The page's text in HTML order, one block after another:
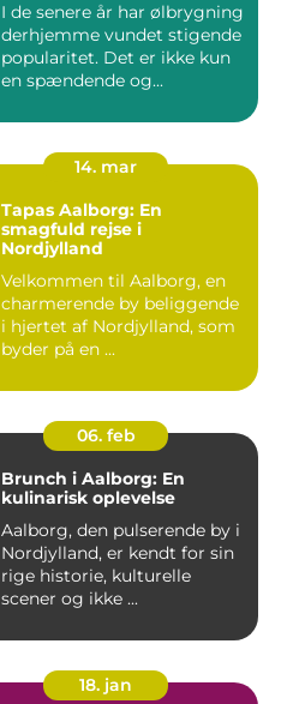
I de senere år har ølbrygning
derhjemme vundet stigende
popularitet. Det er ikke kun
en spændende og...
14. mar
Tapas Aalborg: En
smagfuld rejse i
Nordjylland
Velkommen til Aalborg, en
charmerende by beliggende
i hjertet af Nordjylland, som
byder på en ...
06. feb
Brunch i Aalborg: En
kulinarisk oplevelse
Aalborg, den pulserende by i
Nordjylland, er kendt for sin
rige historie, kulturelle
scener og ikke ...
18. jan